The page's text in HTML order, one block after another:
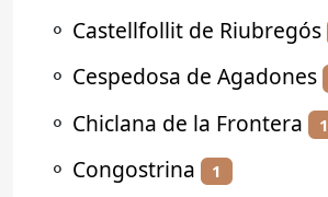
⚬ Castellfollit de Riubregós
⚬ Cespedosa de Agadones
⚬ Chiclana de la Frontera 1
⚬ Congostrina 1